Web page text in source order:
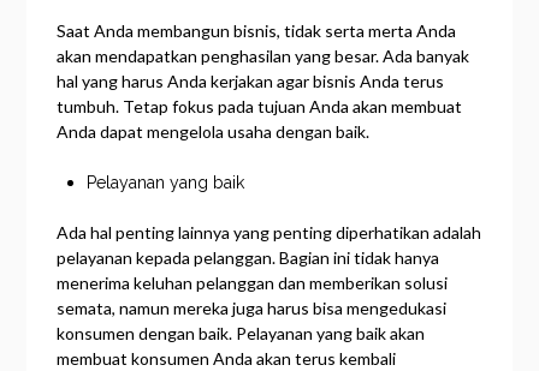
Saat Anda membangun bisnis, tidak serta merta Anda
akan mendapatkan penghasilan yang besar. Ada banyak
hal yang harus Anda kerjakan agar bisnis Anda terus
tumbuh. Tetap fokus pada tujuan Anda akan membuat
Anda dapat mengelola usaha dengan baik.
Pelayanan yang baik
Ada hal penting lainnya yang penting diperhatikan adalah
pelayanan kepada pelanggan. Bagian ini tidak hanya
menerima keluhan pelanggan dan memberikan solusi
semata, namun mereka juga harus bisa mengedukasi
konsumen dengan baik. Pelayanan yang baik akan
membuat konsumen Anda akan terus kembali